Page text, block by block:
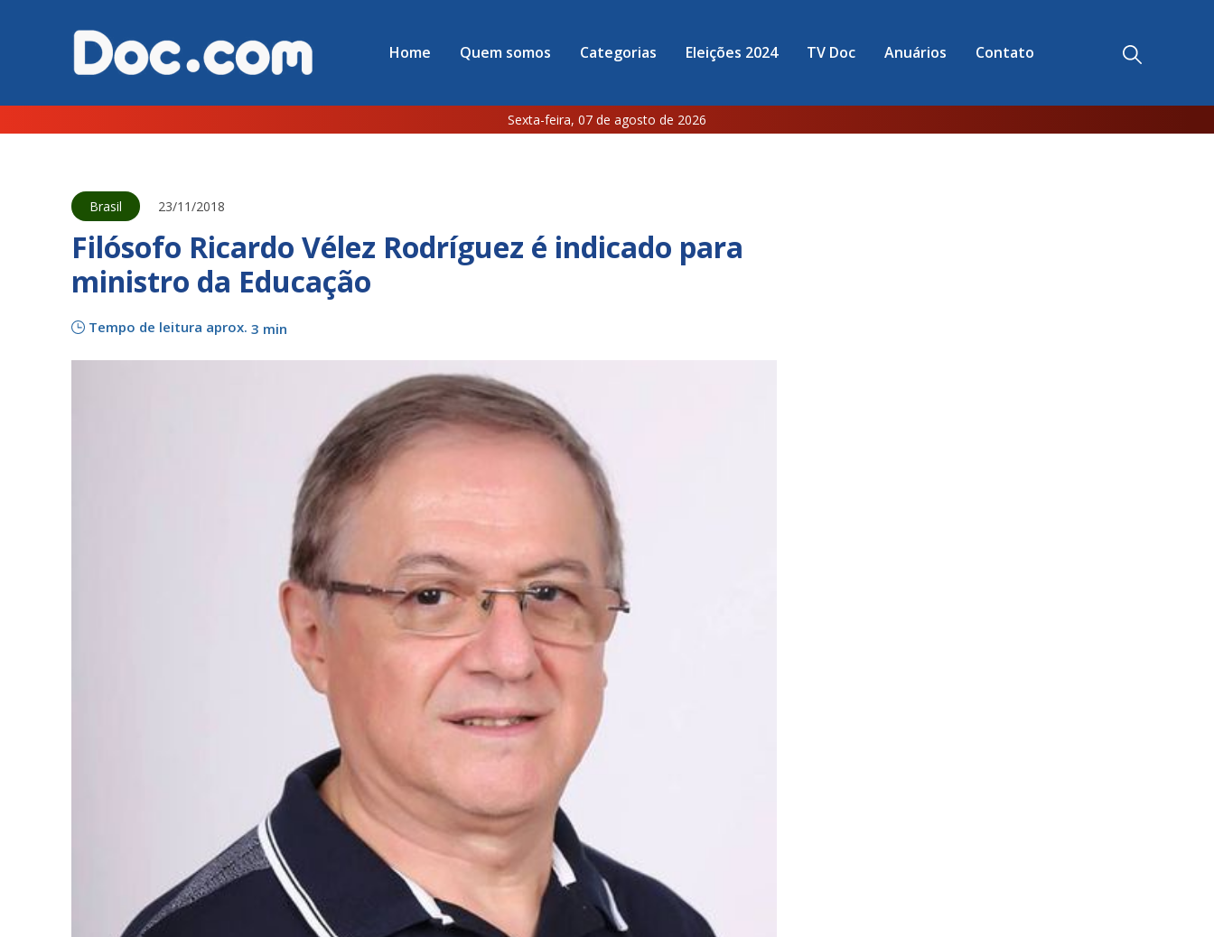
Home Quem somos Categorias Eleições 2024 TV Doc Anuários Contato
Sexta-feira, 07 de agosto de 2026
Brasil 23/11/2018
Filósofo Ricardo Vélez Rodríguez é indicado para
ministro da Educação
Tempo de leitura aprox. 3 min